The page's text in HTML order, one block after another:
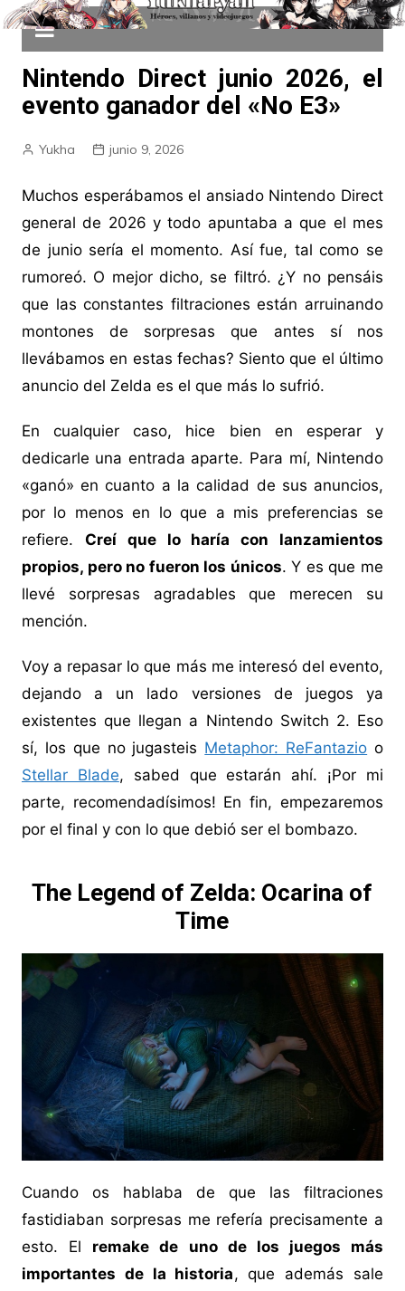
Nintendo Direct junio 2026, el
evento ganador del «No E3»
Yukha junio 9, 2026
Muchos esperábamos el ansiado Nintendo Direct
general de 2026 y todo apuntaba a que el mes
de junio sería el momento. Así fue, tal como se
rumoreó. O mejor dicho, se filtró. ¿Y no pensáis
que las constantes filtraciones están arruinando
montones de sorpresas que antes sí nos
llevábamos en estas fechas? Siento que el último
anuncio del Zelda es el que más lo sufrió.
En cualquier caso, hice bien en esperar y
dedicarle una entrada aparte. Para mí, Nintendo
«ganó» en cuanto a la calidad de sus anuncios,
por lo menos en lo que a mis preferencias se
refiere. Creí que lo haría con lanzamientos
propios, pero no fueron los únicos. Y es que me
llevé sorpresas agradables que merecen su
mención.
Voy a repasar lo que más me interesó del evento,
dejando a un lado versiones de juegos ya
existentes que llegan a Nintendo Switch 2. Eso
sí, los que no jugasteis Metaphor: ReFantazio o
Stellar Blade, sabed que estarán ahí. ¡Por mi
parte, recomendadísimos! En fin, empezaremos
por el final y con lo que debió ser el bombazo.
The Legend of Zelda: Ocarina of
Time
Cuando os hablaba de que las filtraciones
fastidiaban sorpresas me refería precisamente a
esto. El remake de uno de los juegos más
importantes de la historia, que además sale